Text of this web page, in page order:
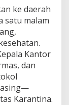
ke daerah
satu malam
Kantor
dan
Karantina.